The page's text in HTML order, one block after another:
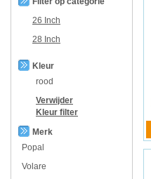
26 Inch
28 Inch
Kleur
rood
Verwijder
Kleur filter
Merk
Popal
Volare